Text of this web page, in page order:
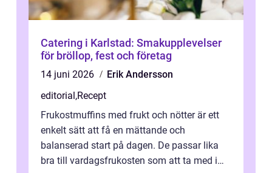
Catering i Karlstad: Smakupplevelser
för bröllop, fest och företag
14 juni 2026
Erik Andersson
editorial,Recept
Frukostmuffins med frukt och nötter är ett
enkelt sätt att få en mättande och
balanserad start på dagen. De passar lika
bra till vardagsfrukosten som att ta med i